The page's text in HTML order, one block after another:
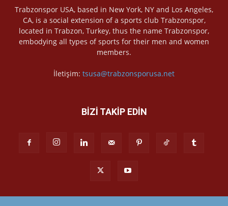
Trabzonspor USA, based in New York, NY and Los Angeles,
CA, is a social extension of a sports club Trabzonspor,
located in Trabzon, Turkey, thus the name Trabzonspor,
embodying all types of sports for their men and women
members.
İletişim: tsusa@trabzonsporusa.net
BİZİ TAKİP EDİN